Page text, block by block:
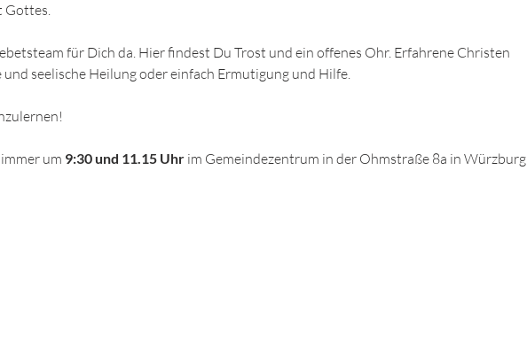
Gottes.
für Dich da. Hier findest Du Trost und ein offenes Ohr. Erfahrene Christen
seelische Heilung oder einfach Ermutigung und Hilfe.
um 9:30 und 11.15 Uhr im Gemeindezentrum in der Ohmstraße 8a in Würzburg